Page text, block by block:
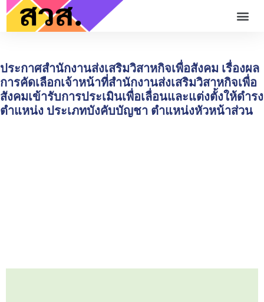
ประกาศสำนักงานส่งเสริมวิสาหกิจเพื่อสังคม เรื่องผล
การคัดเลือกเจ้าหน้าที่สำนักงานส่งเสริมวิสาหกิจเพื่อ
สังคมเข้ารับการประเมินเพื่อเลื่อนและแต่งตั้งให้ดำรง
ตำแหน่ง ประเภทบังคับบัญชา ตำแหน่งหัวหน้าส่วน